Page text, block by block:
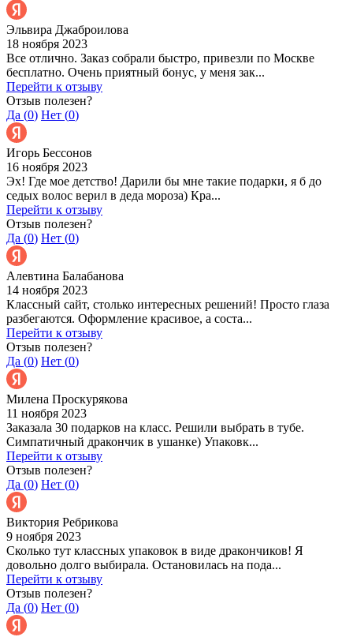
Эльвира Джаброилова
18 ноября 2023
Все отлично. Заказ собрали быстро, привезли по Москве
бесплатно. Очень приятный бонус, у меня зак...
Перейти к отзыву
Отзыв полезен?
Да (0) Нет (0)
Игорь Бессонов
16 ноября 2023
Эх! Где мое детство! Дарили бы мне такие подарки, я б до
седых волос верил в деда мороза) Кра...
Перейти к отзыву
Отзыв полезен?
Да (0) Нет (0)
Алевтина Балабанова
14 ноября 2023
Классный сайт, столько интересных решений! Просто глаза
разбегаются. Оформление красивое, а соста...
Перейти к отзыву
Отзыв полезен?
Да (0) Нет (0)
Милена Проскурякова
11 ноября 2023
Заказала 30 подарков на класс. Решили выбрать в тубе.
Симпатичный дракончик в ушанке) Упаковк...
Перейти к отзыву
Отзыв полезен?
Да (0) Нет (0)
Виктория Ребрикова
9 ноября 2023
Сколько тут классных упаковок в виде дракончиков! Я
довольно долго выбирала. Остановилась на пода...
Перейти к отзыву
Отзыв полезен?
Да (0) Нет (0)